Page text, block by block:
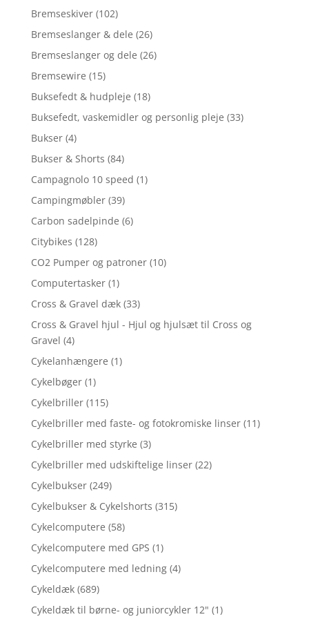
Bremseskiver (102)
Bremseslanger & dele (26)
Bremseslanger og dele (26)
Bremsewire (15)
Buksefedt & hudpleje (18)
Buksefedt, vaskemidler og personlig pleje (33)
Bukser (4)
Bukser & Shorts (84)
Campagnolo 10 speed (1)
Campingmøbler (39)
Carbon sadelpinde (6)
Citybikes (128)
CO2 Pumper og patroner (10)
Computertasker (1)
Cross & Gravel dæk (33)
Cross & Gravel hjul - Hjul og hjulsæt til Cross og
Gravel (4)
Cykelanhængere (1)
Cykelbøger (1)
Cykelbriller (115)
Cykelbriller med faste- og fotokromiske linser (11)
Cykelbriller med styrke (3)
Cykelbriller med udskiftelige linser (22)
Cykelbukser (249)
Cykelbukser & Cykelshorts (315)
Cykelcomputere (58)
Cykelcomputere med GPS (1)
Cykelcomputere med ledning (4)
Cykeldæk (689)
Cykeldæk til børne- og juniorcykler 12" (1)